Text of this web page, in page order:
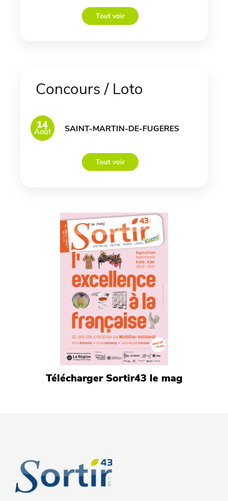
Tout voir
Concours / Loto
14
Août SAINT-MARTIN-DE-FUGERES
Tout voir
Télécharger Sortir43 le mag